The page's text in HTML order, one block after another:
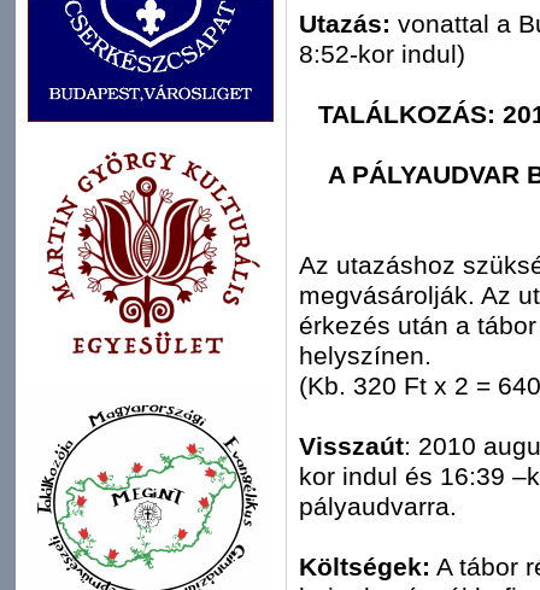
Utazás: vonattal a
8:52-kor indul)
TALÁLKOZÁS:
A PÁLYAUDVAR
Az utazáshoz
megvásárolják. Az
érkezés után a
helyszínen.
(Kb. 320 Ft x 2 =
Visszaút: 2010
kor indul és 16:39
pályaudvarra.
Költségek: A tábor